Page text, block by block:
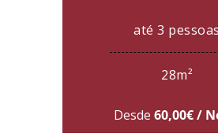
até 3 pessoas
28m²
Desde 60,00€ /